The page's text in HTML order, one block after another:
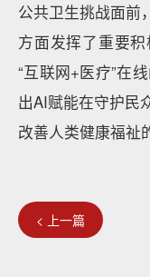
公共卫生挑战面前
方面发挥了重要积
“互联网+医疗”在
出AI赋能在守护民
改善人类健康福祉
< 上一篇